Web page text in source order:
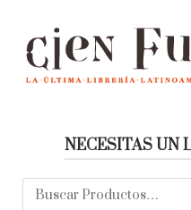
NECESITAS UN
Buscar: